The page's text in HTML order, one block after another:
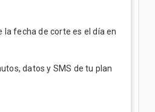
la fecha de corte es el día en
datos y SMS de tu plan